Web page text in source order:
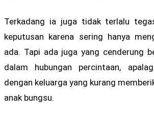
Terkadang ia juga tidak terlalu
keputusan karena sering hanya
ada. Tapi ada juga yang cenderung
dalam hubungan percintaan,
dengan keluarga yang kurang
anak bungsu.